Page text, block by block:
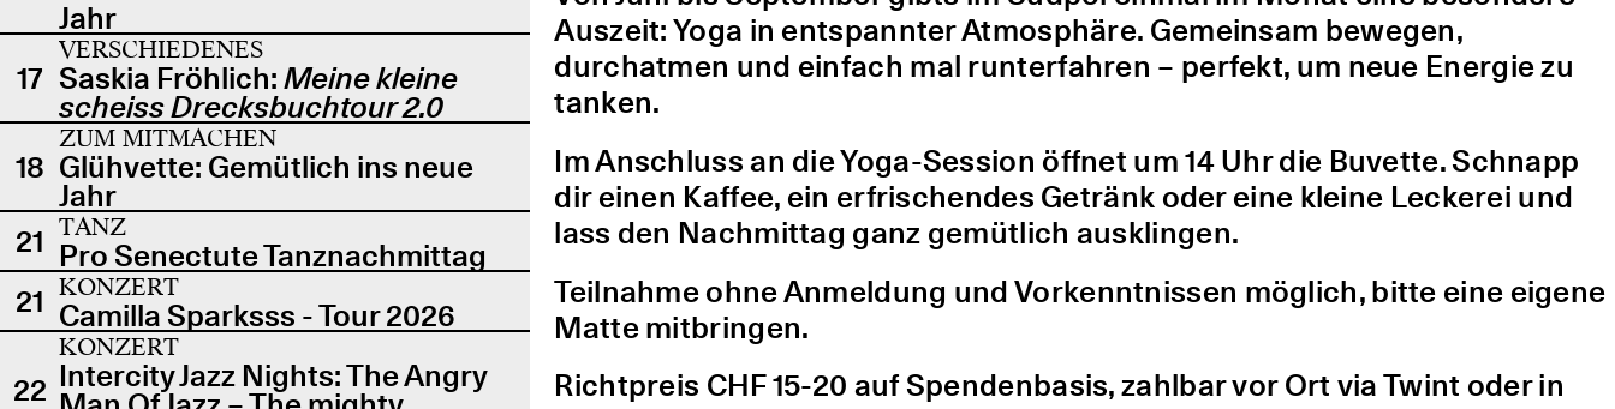
Jahr
17
VERSCHIEDENES
Saskia Fröhlich: Meine kleine
scheiss Drecksbuchtour 2.0
18
ZUM MITMACHEN
Glühvette: Gemütlich ins neue
Jahr
21 TANZ
Pro Senectute Tanznachmittag
21 KONZERT
Camilla Sparksss - Tour 2026
22
KONZERT
Intercity Jazz Nights: The Angry
Auszeit: Yoga in entspannter Atmosphäre. Gemeinsam bewegen,
durchatmen und einfach mal runterfahren – perfekt, um neue Energie zu
tanken.
Im Anschluss an die Yoga-Session öffnet um 14 Uhr die Buvette. Schnapp
dir einen Kaffee, ein erfrischendes Getränk oder eine kleine Leckerei und
lass den Nachmittag ganz gemütlich ausklingen.
Teilnahme ohne Anmeldung und Vorkenntnissen möglich, bitte eine eigene
Matte mitbringen.
Richtpreis CHF 15-20 auf Spendenbasis, zahlbar vor Ort via Twint oder in